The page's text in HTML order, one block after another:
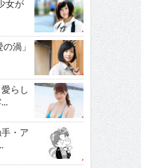
女が
渦」
らし
・ア